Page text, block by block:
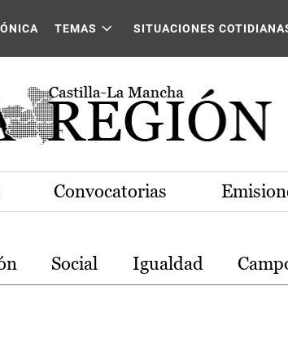
Mancha
TEMAS SITUACIONES
Convocatorias
Social Igualdad